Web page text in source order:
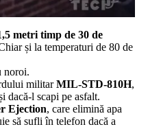
metri timp de 30 de
și la temperaturi de 80 de
noroi.
militarMIL-STD-810H,
dacă-l scapi pe asfalt.
Ejection, care elimină apa
să sufli în telefon dacă a